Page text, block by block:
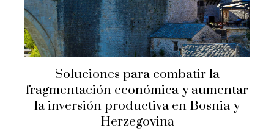
Soluciones para combatir la
fragmentación económica y aumentar
la inversión productiva en Bosnia y
Herzegovina